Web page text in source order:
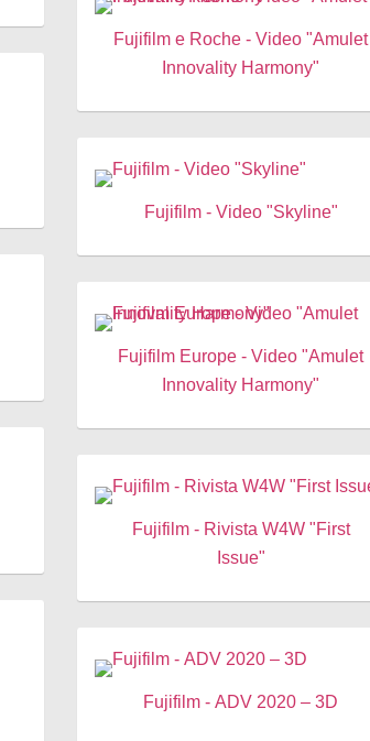
Fujifilm e Roche - Video "Amulet
Innovality Harmony"
Fujifilm - Video "Skyline"
Fujifilm Europe - Video "Amulet
Innovality Harmony"
Fujifilm - Rivista W4W "First
Issue"
Fujifilm - ADV 2020 – 3D